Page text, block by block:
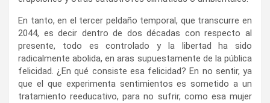
En tanto, en el tercer peldaño temporal, que transcurre en
2044, es decir dentro de dos décadas con respecto al
presente, todo es controlado y la libertad ha sido
radicalmente abolida, en aras supuestamente de la pública
felicidad. ¿En qué consiste esa felicidad? En no sentir, ya
que el que experimenta sentimientos es sometido a un
tratamiento reeducativo, para no sufrir, como esa mujer